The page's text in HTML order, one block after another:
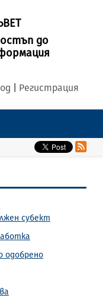
до
Регистрация
субект
одобрено